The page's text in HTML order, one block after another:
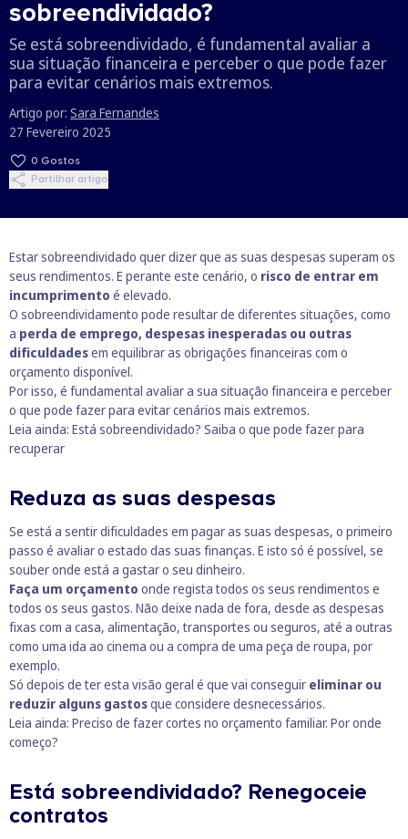
sobreendividado?
Se está sobreendividado, é fundamental avaliar a
sua situação financeira e perceber o que pode fazer
para evitar cenários mais extremos.
Artigo por: Sara Fernandes
27 Fevereiro 2025
0 Gostos
Partilhar artigo
Estar sobreendividado quer dizer que as suas despesas superam os
seus rendimentos. E perante este cenário, o risco de entrar em
incumprimento é elevado.
O sobreendividamento pode resultar de diferentes situações, como
a perda de emprego, despesas inesperadas ou outras
dificuldadesem equilibrar as obrigações financeiras com o
orçamento disponível.
Por isso, é fundamental avaliar a sua situação financeira e perceber
o que pode fazer para evitar cenários mais extremos.
Leia ainda: Está sobreendividado? Saiba o que pode fazer para
recuperar
Reduza as suas despesas
Se está a sentir dificuldades em pagar as suas despesas, o primeiro
passo é avaliar o estado das suas finanças. E isto só é possível, se
souber onde está a gastar o seu dinheiro.
Faça um orçamento onde regista todos os seus rendimentos e
todos os seus gastos. Não deixe nada de fora, desde as despesas
fixas com a casa, alimentação, transportes ou seguros, até a outras
como uma ida ao cinema ou a compra de uma peça de roupa, por
exemplo.
Só depois de ter esta visão geral é que vai conseguir eliminar ou
reduzir alguns gastosque considere desnecessários.
Leia ainda: Preciso de fazer cortes no orçamento familiar. Por onde
começo?
Está sobreendividado? Renegoceie
contratos